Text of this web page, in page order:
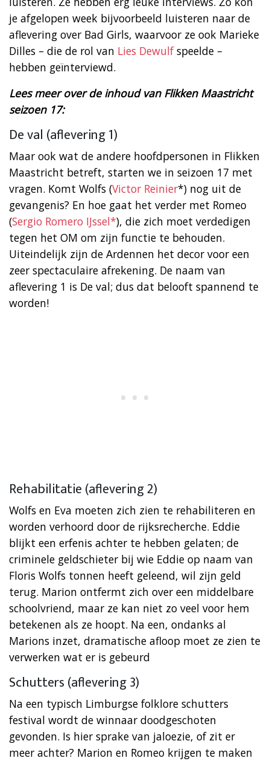
je afgelopen week bijvoorbeeld luisteren naar de
aflevering over Bad Girls, waarvoor ze ook Marieke
Dilles – die de rol van Lies Dewulfspeelde –
hebben geïnterviewd.
Lees meer over de inhoud van Flikken Maastricht
seizoen 17:
De val (aflevering 1)
Maar ook wat de andere hoofdpersonen in Flikken
Maastricht betreft, starten we in seizoen 17 met
vragen. Komt Wolfs (Victor Reinier*) nog uit de
gevangenis? En hoe gaat het verder met Romeo
(Sergio Romero IJssel*), die zich moet verdedigen
tegen het OM om zijn functie te behouden.
Uiteindelijk zijn de Ardennen het decor voor een
zeer spectaculaire afrekening. De naam van
aflevering 1 is De val; dus dat belooft spannend te
worden!
Rehabilitatie (aflevering 2)
Wolfs en Eva moeten zich zien te rehabiliteren en
worden verhoord door de rijksrecherche. Eddie
blijkt een erfenis achter te hebben gelaten; de
criminele geldschieter bij wie Eddie op naam van
Floris Wolfs tonnen heeft geleend, wil zijn geld
terug. Marion ontfermt zich over een middelbare
schoolvriend, maar ze kan niet zo veel voor hem
betekenen als ze hoopt. Na een, ondanks al
Marions inzet, dramatische afloop moet ze zien te
verwerken wat er is gebeurd
Schutters (aflevering 3)
Na een typisch Limburgse folklore schutters
festival wordt de winnaar doodgeschoten
gevonden. Is hier sprake van jaloezie, of zit er
meer achter? Marion en Romeo krijgen te maken